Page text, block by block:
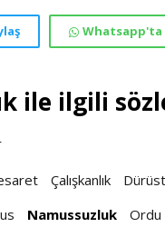
Whatsapp'ta
ile ilgili
Çalışkanlık
Namussuzluk Ordu